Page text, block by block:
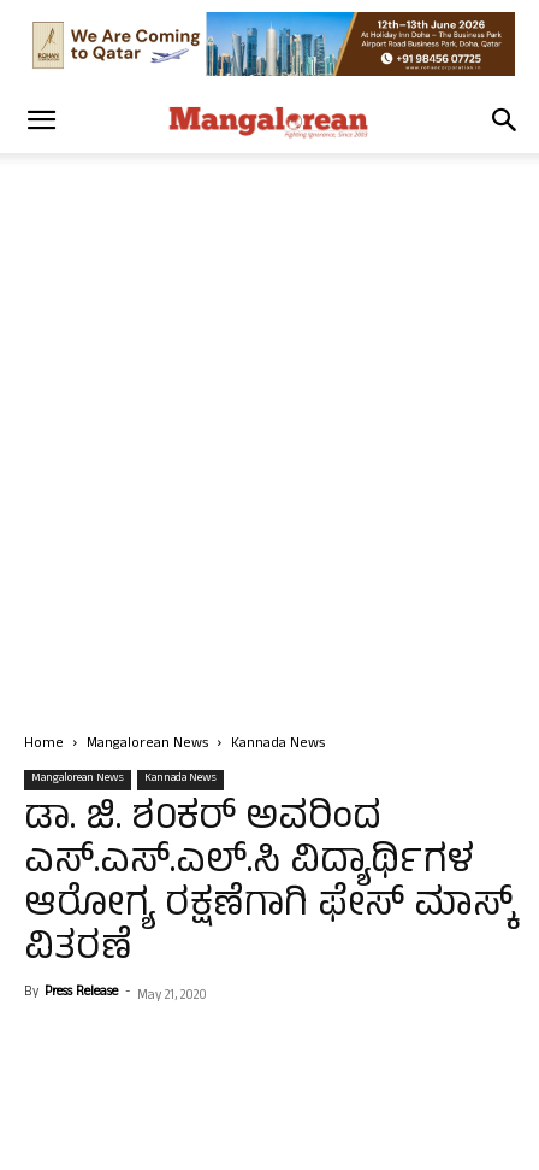
Home Mangalorean News Kannada News
Mangalorean News Kannada News
ಡಾ. ಜಿ. ಶ0ಕರ್ ಅವರಿಂದ
ಎಸ್.ಎಸ್.ಎಲ್.ಸಿ ವಿದ್ಯಾರ್ಥಿಗಳ
ಆರೋಗ್ಯ ರಕ್ಷಣೆಗಾಗಿ ಫೇಸ್ ಮಾಸ್ಕ್
ವಿತರಣೆ
By Press Release - May 21, 2020